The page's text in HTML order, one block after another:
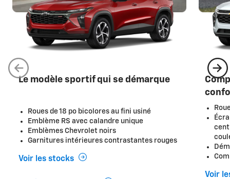
Le modèle sportif qui se démarque
Roues de 18 po bicolores au fini usiné
Emblème RS avec calandre unique
Emblèmes Chevrolet noirs
Garnitures intérieures contrastantes rouges
Voir les stocks
Voir